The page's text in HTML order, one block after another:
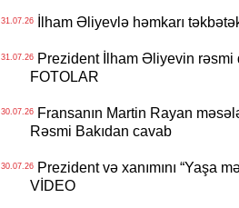
31.07.26İlham Əliyevlə həmkarı
31.07.26Prezident İlham Əliyevin rəsmi
FOTOLAR
30.07.26Fransanın Martin Rayan
Rəsmi Bakıdan cavab
30.07.26Prezident və xanımını “Yaşa
VİDEO